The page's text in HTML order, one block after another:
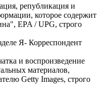
републикация и
которое содержит
EPA / UPG, строго
Я- Корреспондент
и воспроизведение
материалов,
Getty Images, строго